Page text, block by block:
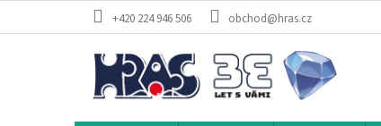
+420 224 946 506 obchod@hras.cz